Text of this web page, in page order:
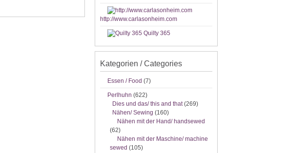
http://www.carlasonheim.com
Quilty 365
Kategorien / Categories
Essen / Food (7)
Perlhuhn (622)
Dies und das/ this and that(269)
Nähen/ Sewing (160)
Nähen mit der Hand/ handsewed
(62)
Nähen mit der Maschine/ machine
sewed (105)